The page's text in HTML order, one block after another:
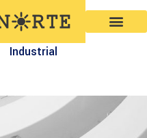
Industrial